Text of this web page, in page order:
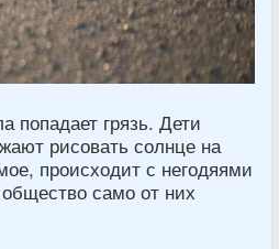
попадает грязь. Дети
рисовать солнце на
происходит с негодяями
само от них